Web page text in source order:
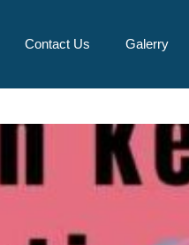
Contact Us Galerry